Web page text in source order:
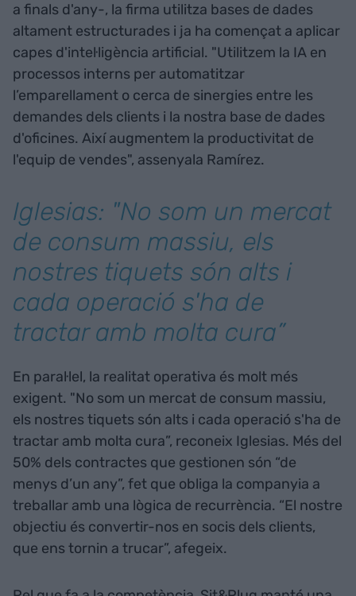
a finals d'any-, la firma utilitza bases de dades
altament estructurades i ja ha començat a aplicar
capes d'intel·ligència artificial. "Utilitzem la IA en
processos interns per automatitzar
l’emparellament o cerca de sinergies entre les
demandes dels clients i la nostra base de dades
d'oficines. Així augmentem la productivitat de
l'equip de vendes", assenyala Ramírez.
Iglesias: "No som un mercat
de consum massiu, els
nostres tiquets són alts i
cada operació s'ha de
tractar amb molta cura”
En paral·lel, la realitat operativa és molt més
exigent. "No som un mercat de consum massiu,
els nostres tiquets són alts i cada operació s'ha de
tractar amb molta cura”, reconeix Iglesias. Més del
50% dels contractes que gestionen són “de
menys d’un any”, fet que obliga la companyia a
treballar amb una lògica de recurrència. “El nostre
objectiu és convertir-nos en socis dels clients,
que ens tornin a trucar”, afegeix.